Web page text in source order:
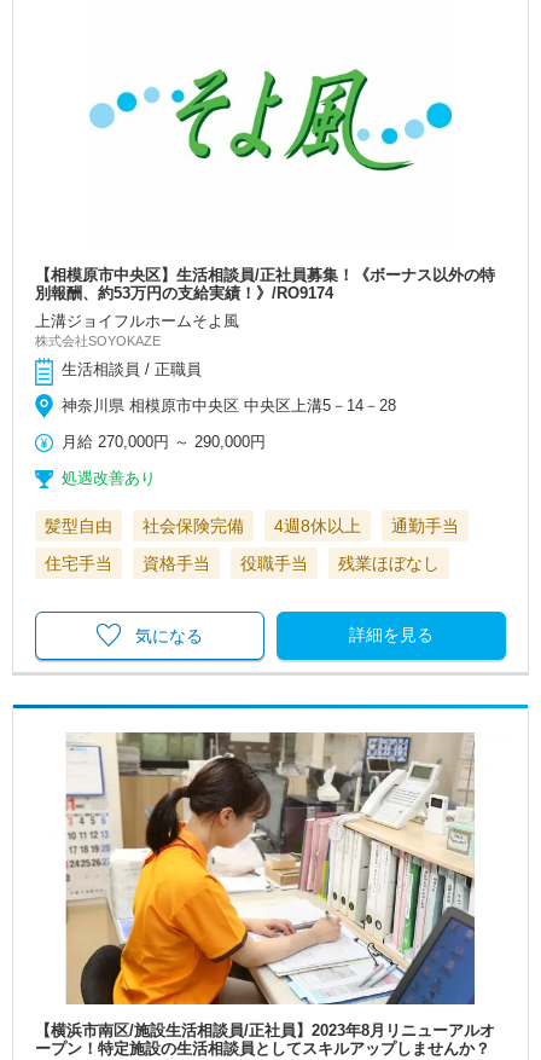
【相模原市中央区】生活相談員/正社員募集！《ボーナス以外の特
別報酬、約53万円の支給実績！》/RO9174
上溝ジョイフルホームそよ風
株式会社SOYOKAZE
生活相談員 / 正職員
神奈川県 相模原市中央区 中央区上溝5－14－28
月給 270,000円 ～ 290,000円
処遇改善あり
髪型自由 社会保険完備 4週8休以上
通勤手当
住宅手当
資格手当 役職手当 残業ほぼなし
詳細を見る
気になる
【横浜市南区/施設生活相談員/正社員】2023年8月リニューアルオ
ープン！特定施設の生活相談員としてスキルアップしませんか？